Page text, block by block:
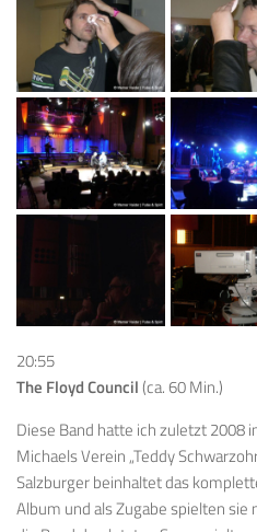
20:55
The Floyd Council(ca. 60 Min.)
Diese Band hatte ich zuletzt 2008
Michaels Verein „Teddy
Salzburger beinhaltet das
Album und als Zugabe spielten sie